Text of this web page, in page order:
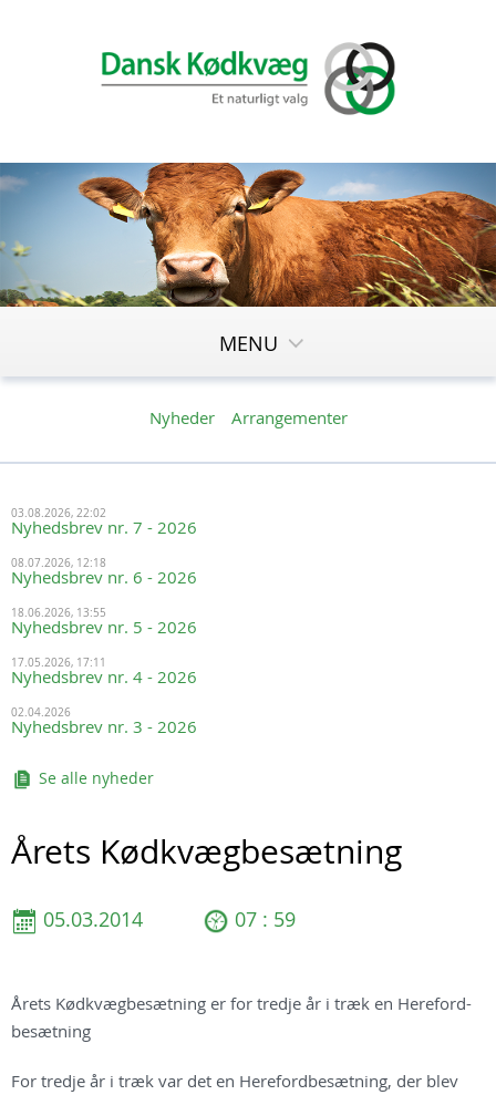
MENU
Nyheder Arrangementer
03.08.2026, 22:02
Nyhedsbrev nr. 7 - 2026
08.07.2026, 12:18
Nyhedsbrev nr. 6 - 2026
18.06.2026, 13:55
Nyhedsbrev nr. 5 - 2026
17.05.2026, 17:11
Nyhedsbrev nr. 4 - 2026
02.04.2026
Nyhedsbrev nr. 3 - 2026
Se alle nyheder
Årets Kødkvægbesætning
05.03.2014 07 : 59
Årets Kødkvægbesætning er for tredje år i træk en Hereford-
besætning
For tredje år i træk var det en Herefordbesætning, der blev